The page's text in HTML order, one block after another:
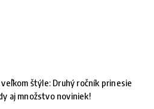
veľkom štýle: Druhý ročník prinesie
aj množstvo noviniek!